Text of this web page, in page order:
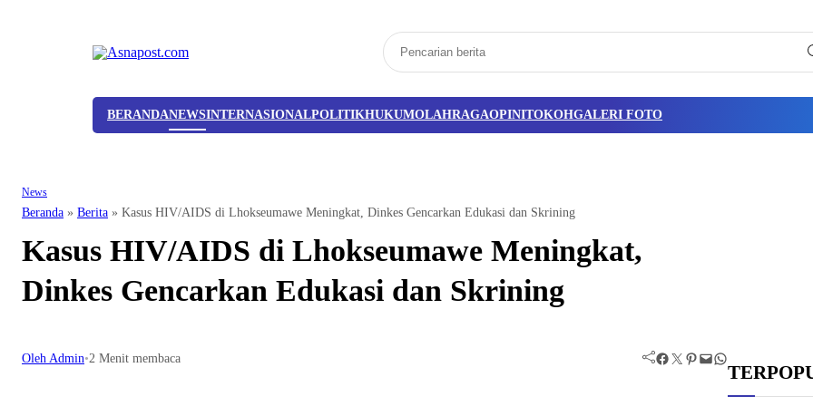
BERANDANEWSINTERNASIONALPOLITIKHUKUMOLAHRAGAOPINITOKOHGALERI FOTO
News
Beranda » Berita » Kasus HIV/AIDS di Lhokseumawe Meningkat, Dinkes Gencarkan Edukasi dan Skrining
Kasus HIV/AIDS di Lhokseumawe Meningkat,
Dinkes Gencarkan Edukasi dan Skrining
Oleh Admin•2 Menit membaca Facebook Twitter Pinterest Mail WhatsApp